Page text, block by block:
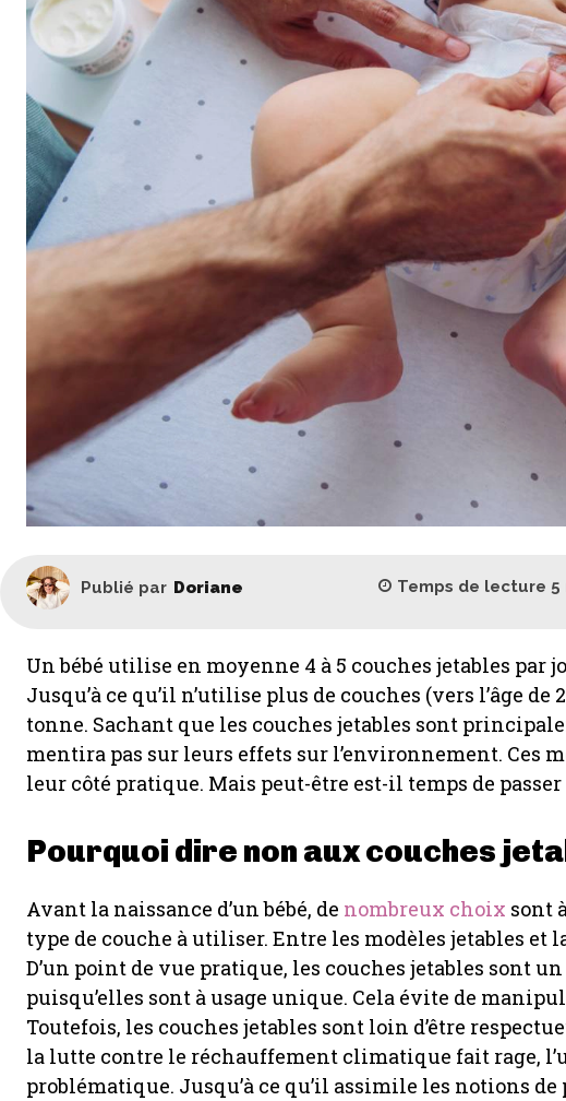
Publié par Doriane Temps de lecture 5
Un bébé utilise en moyenne 4 à 5 couches jetables par
Jusqu’à ce qu’il n’utilise plus de couches (vers l’âge de
tonne. Sachant que les couches jetables sont
mentira pas sur leurs effets sur l’environnement. Ces
leur côté pratique. Mais peut-être est-il temps de
Pourquoi dire non aux couches
Avant la naissance d’un bébé, de nombreux choix sont
type de couche à utiliser. Entre les modèles jetables et
D’un point de vue pratique, les couches jetables sont
puisqu’elles sont à usage unique. Cela évite de
Toutefois, les couches jetables sont loin d’être
la lutte contre le réchauffement climatique fait rage,
problématique. Jusqu’à ce qu’il assimile les notions de